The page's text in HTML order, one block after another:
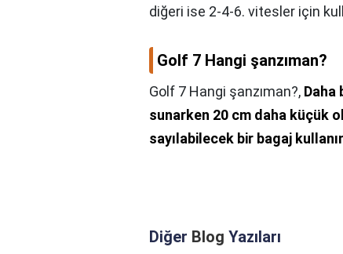
diğeri ise 2-4-6. vitesler için
Golf 7 Hangi şanzıman?
Golf 7 Hangi şanzıman?, Daha
sunarken 20 cm daha küçük
sayılabilecek bir bagaj
Diğer Blog Yazıları